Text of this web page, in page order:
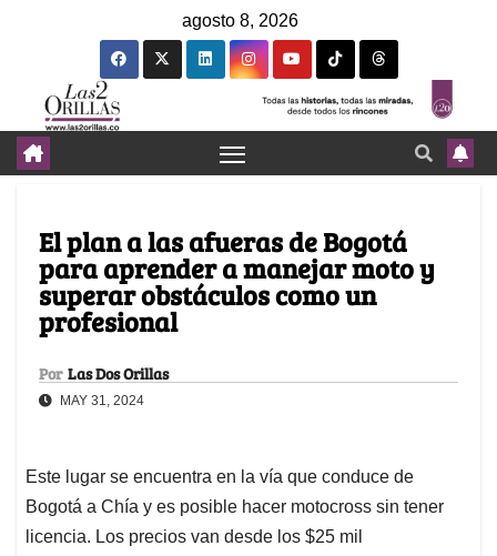
agosto 8, 2026
El plan a las afueras de Bogotá
para aprender a manejar moto y
superar obstáculos como un
profesional
Por Las Dos Orillas
MAY 31, 2024
Este lugar se encuentra en la vía que conduce de
Bogotá a Chía y es posible hacer motocross sin tener
licencia. Los precios van desde los $25 mil